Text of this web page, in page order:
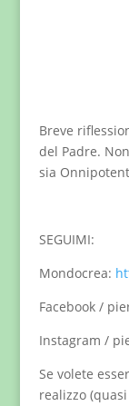
Breve
del Padre.
sia
SEGUIMI:
Mondocrea:
Facebook /
Instagram /
Se volete
realizzo